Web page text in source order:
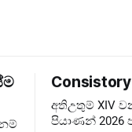
අතිඋතුම් XIV
පියාණන් 2026